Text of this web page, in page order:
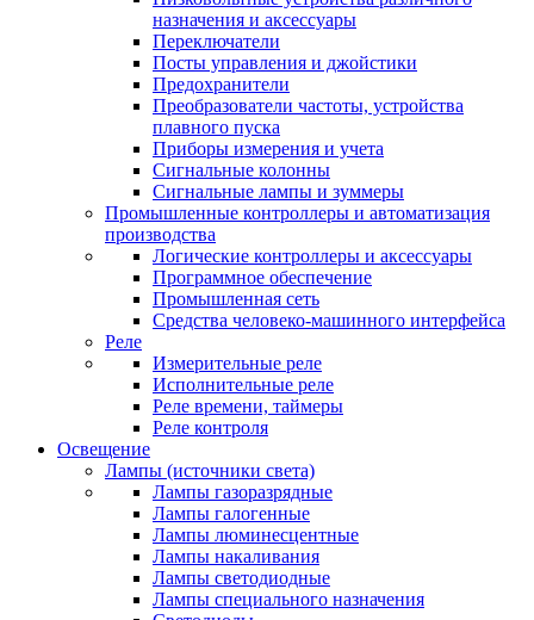
назначения и аксессуары
Переключатели
Посты управления и джойстики
Предохранители
Преобразователи частоты, устройства
плавного пуска
Приборы измерения и учета
Сигнальные колонны
Сигнальные лампы и зуммеры
Промышленные контроллеры и автоматизация
производства
Логические контроллеры и аксессуары
Программное обеспечение
Промышленная сеть
Средства человеко-машинного интерфейса
Реле
Измерительные реле
Исполнительные реле
Реле времени, таймеры
Реле контроля
Освещение
Лампы (источники света)
Лампы газоразрядные
Лампы галогенные
Лампы люминесцентные
Лампы накаливания
Лампы светодиодные
Лампы специального назначения